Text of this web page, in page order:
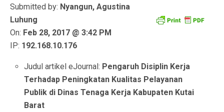
Submitted by: Nyangun, Agustina
Luhung
On: Feb 28, 2017 @ 3:42 PM
IP: 192.168.10.176
Judul artikel eJournal: Pengaruh Disiplin Kerja
Terhadap Peningkatan Kualitas Pelayanan
Publik di Dinas Tenaga Kerja Kabupaten Kutai
Barat